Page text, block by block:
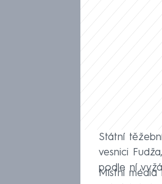
Státní
vesnici
podle ní
Místní